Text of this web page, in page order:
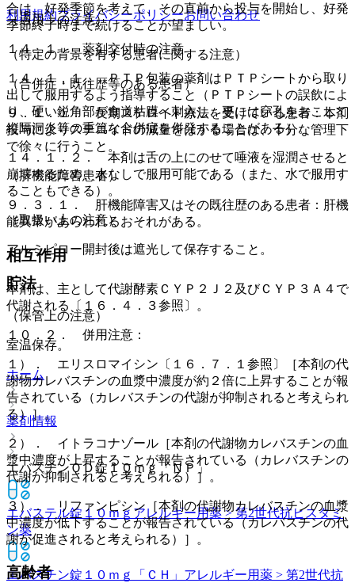
（適用上の注意）
１４．１． 薬剤交付時の注意
１４．１．１． ＰＴＰ包装の薬剤はＰＴＰシートから取り
出して服用するよう指導すること（ＰＴＰシートの誤飲によ
り、硬い鋭角部が食道粘膜へ刺入し、更には穿孔をおこして
縦隔洞炎等の重篤な合併症を併発することがある）。
１４．１．２． 本剤は舌の上にのせて唾液を湿潤させると
崩壊するため、水なしで服用可能である（また、水で服用す
ることもできる）。
（取扱い上の注意）
アルミピロー開封後は遮光して保存すること。
貯法
（保管上の注意）
室温保存。
ホーム
薬剤情報
エバスチンＯＤ錠１０ｍｇ「ＮＰ」
エバステル錠１０ｍｇ アレルギー用薬 > 第2世代抗ヒスタミ
ン薬
エバスチン錠１０ｍｇ「ＣＨ」 アレルギー用薬 > 第2世代抗
合は、好発季節を考えて、その直前から投与を開始し、好発
季節終了時まで続けることが望ましい。
（特定の背景を有する患者に関する注意）
（合併症・既往歴等のある患者）
９．１．１． 長期ステロイド療法を受けている患者：本剤
投与によりステロイドの減量をはかる場合は、十分な管理下
で徐々に行うこと。
（肝機能障害患者）
９．３．１． 肝機能障害又はその既往歴のある患者：肝機
能異常があらわれるおそれがある。
相互作用
本剤は、主として代謝酵素ＣＹＰ２Ｊ２及びＣＹＰ３Ａ４で
代謝される〔１６．４．３参照〕。
１０．２． 併用注意：
１）． エリスロマイシン〔１６．７．１参照〕［本剤の代
謝物カレバスチンの血漿中濃度が約２倍に上昇することが報
告されている（カレバスチンの代謝が抑制されると考えられ
る）］。
２）． イトラコナゾール［本剤の代謝物カレバスチンの血
漿中濃度が上昇することが報告されている（カレバスチンの
代謝が抑制されると考えられる）］。
３）． リファンピシン［本剤の代謝物カレバスチンの血漿
中濃度が低下することが報告されている（カレバスチンの代
謝が促進されると考えられる）］。
高齢者
利用規約プライバシーポリシーお問い合わせ